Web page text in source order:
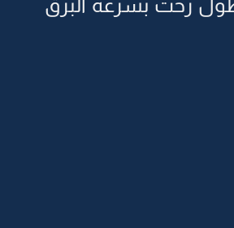
رحت بسرعة البرق